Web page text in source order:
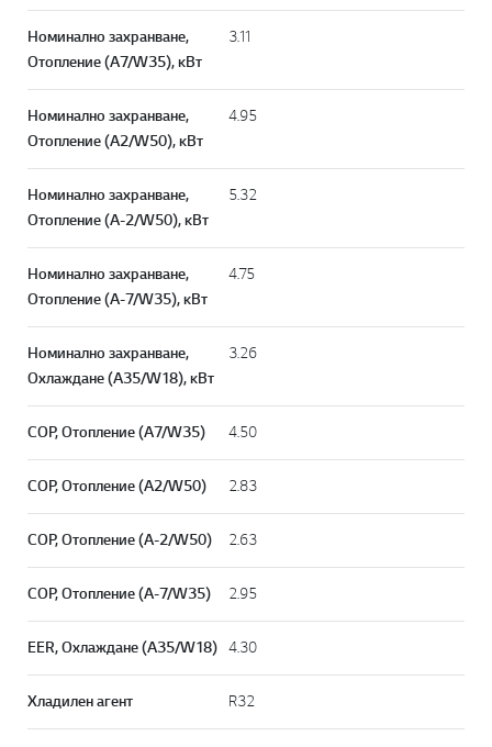
Номинално захранване,
Отопление (A7/W35), кВт
3.11
Номинално захранване,
Отопление (A2/W50), кВт
4.95
Номинално захранване,
Отопление (A-2/W50), кВт
5.32
Номинално захранване,
Отопление (A-7/W35), кВт
4.75
Номинално захранване,
Охлаждане (A35/W18), кВт
3.26
СОР, Отопление (A7/W35) 4.50
СОР, Отопление (A2/W50) 2.83
СОР, Отопление (A-2/W50) 2.63
СОР, Отопление (A-7/W35) 2.95
EER, Охлаждане (A35/W18) 4.30
Хладилен агент R32